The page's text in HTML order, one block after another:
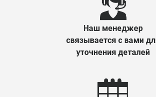
Наш менеджер
связывается с вами
уточнения деталей